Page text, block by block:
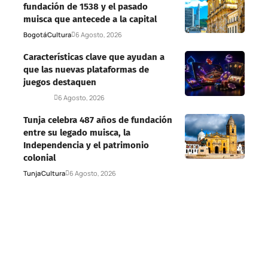
fundación de 1538 y el pasado
muisca que antecede a la capital
BogotáCultura 6 Agosto, 2026
Características clave que ayudan a
que las nuevas plataformas de
juegos destaquen
6 Agosto, 2026
Tunja celebra 487 años de fundación
entre su legado muisca, la
Independencia y el patrimonio
colonial
TunjaCultura 6 Agosto, 2026